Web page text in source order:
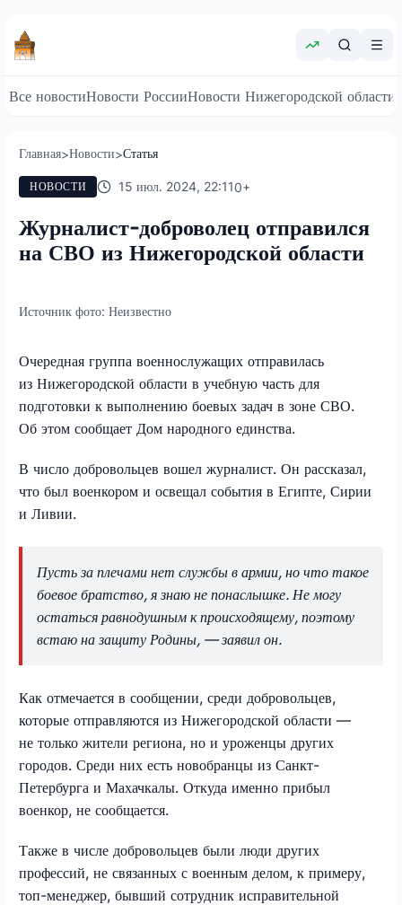
Все новостиНовости РоссииНовости Нижегородской области
Главная>Новости>Статья
НОВОСТИ 15 июл. 2024, 22:110+
Журналист-доброволец отправился
на СВО из Нижегородской области
Источник фото: Неизвестно
Очередная группа военнослужащих отправилась
из Нижегородской области в учебную часть для
подготовки к выполнению боевых задач в зоне СВО.
Об этом сообщает Дом народного единства.
В число добровольцев вошел журналист. Он рассказал,
что был военкором и освещал события в Египте, Сирии
и Ливии.
Пусть за плечами нет службы в армии, но что такое
боевое братство, я знаю не понаслышке. Не могу
остаться равнодушным к происходящему, поэтому
встаю на защиту Родины, — заявил он.
Как отмечается в сообщении, среди добровольцев,
которые отправляются из Нижегородской области —
не только жители региона, но и уроженцы других
городов. Среди них есть новобранцы из Санкт-
Петербурга и Махачкалы. Откуда именно прибыл
военкор, не сообщается.
Также в числе добровольцев были люди других
профессий, не связанных с военным делом, к примеру,
топ-менеджер, бывший сотрудник исправительной